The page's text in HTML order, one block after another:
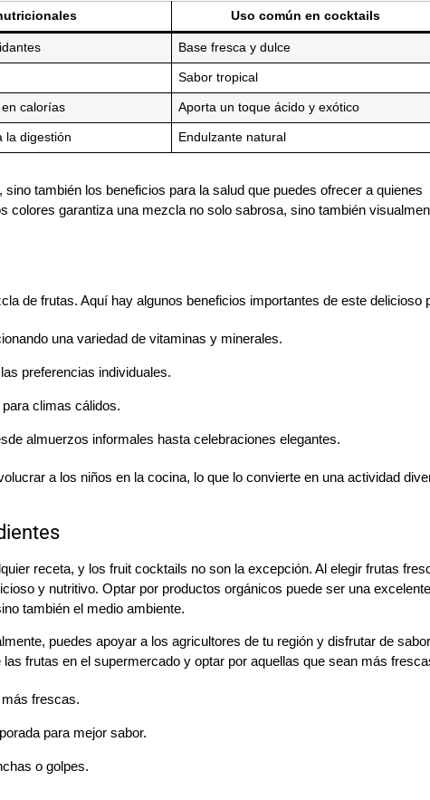
Uso común en cocktails
Base fresca y dulce
Sabor tropical
calorías Aporta un toque ácido y exótico
la digestión Endulzante natural
también los beneficios para la salud que puedes ofrecer a quienes
colores garantiza una mezcla no solo sabrosa, sino también
de frutas. Aquí hay algunos beneficios importantes de este delicioso
una variedad de vitaminas y minerales.
preferencias individuales.
climas cálidos.
almuerzos informales hasta celebraciones elegantes.
a los niños en la cocina, lo que lo convierte en una actividad
receta, y los fruit cocktails no son la excepción. Al elegir frutas
y nutritivo. Optar por productos orgánicos puede ser una excelente
también el medio ambiente.
puedes apoyar a los agricultores de tu región y disfrutar de
frutas en el supermercado y optar por aquellas que sean más
frescas.
para mejor sabor.
o golpes.